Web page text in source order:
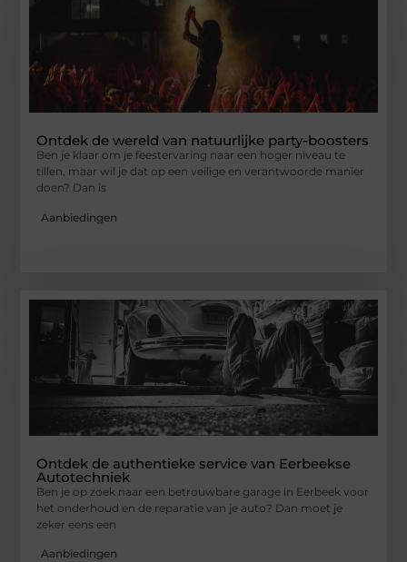
Ontdek de wereld van natuurlijke party-boosters
Ben je klaar om je feestervaring naar een hoger niveau te
tillen, maar wil je dat op een veilige en verantwoorde manier
doen? Dan is
Aanbiedingen
Ontdek de authentieke service van Eerbeekse
Autotechniek
Ben je op zoek naar een betrouwbare garage in Eerbeek voor
het onderhoud en de reparatie van je auto? Dan moet je
zeker eens een
Aanbiedingen